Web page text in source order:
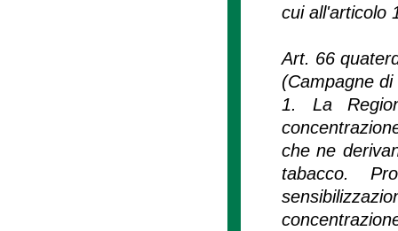
cui all'articolo
Art. 66
(Campagne
1. La
che ne
tabacco.